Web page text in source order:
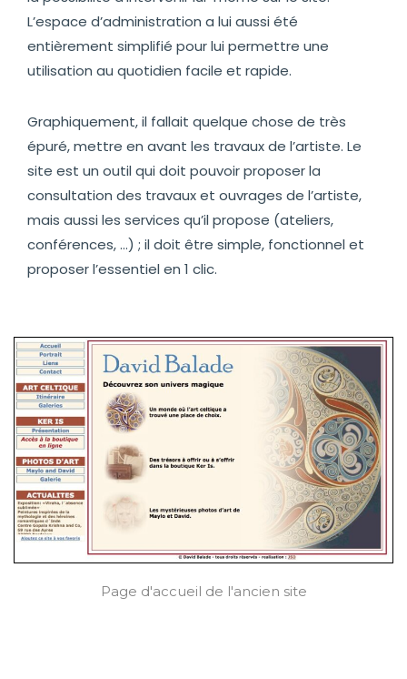
L’espace d’administration a lui aussi été
entièrement simplifié pour lui permettre une
utilisation au quotidien facile et rapide.
Graphiquement, il fallait quelque chose de très
épuré, mettre en avant les travaux de l’artiste. Le
site est un outil qui doit pouvoir proposer la
consultation des travaux et ouvrages de l’artiste,
mais aussi les services qu’il propose (ateliers,
conférences, …) ; il doit être simple, fonctionnel et
proposer l’essentiel en 1 clic.
Page d'accueil de l'ancien site